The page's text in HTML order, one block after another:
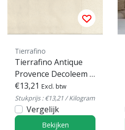
Tierrafino
Tierrafino Antique
Provence Decoleem –
Decoratieve
leemafwerkpleister
€13,21 Excl. btw
Stukprijs : €13,21 / Kilogram
Vergelijk
Bekijken